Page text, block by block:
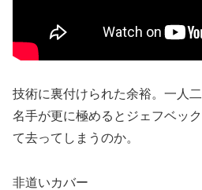
技術に裏付けられた余裕。一人
名手が更に極めるとジェフベッ
て去ってしまうのか。
非道いカバー